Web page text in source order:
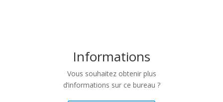
Informations
Vous souhaitez obtenir plus
d’informations sur ce bureau ?